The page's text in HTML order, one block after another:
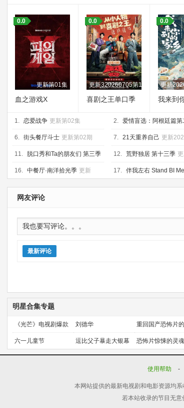
更新第01集
0.0
血之游戏X
更新320260705第1期加更
0.0
喜剧之王单口季
更新
0.0
我来到
1. 恋爱战争 更新第02集 2. 爱情盲选：阿根廷篇第
新第04集
6. 街头餐厅斗士 更新第02期 7. 21天重养自己 更新
11. 脱口秀和Ta的朋友们 第三季
更新20260704第2期下
12. 荒野独居 第十三季
集
16. 中餐厅·南洋拾光季 更新
20260705
17. 伴我左右 Stand BI Me
第04集
网友评论
最新评论
明星合集专题
《光芒》电视剧爆款
预定！
刘德华 重回国产恐怖片
金时代
六一儿童节 逗比父子暴走大银幕 恐怖片惊悚的灵魂
使用帮助
-
本网站提供的最新电视剧和电影资源均
若本站收录的节目无意